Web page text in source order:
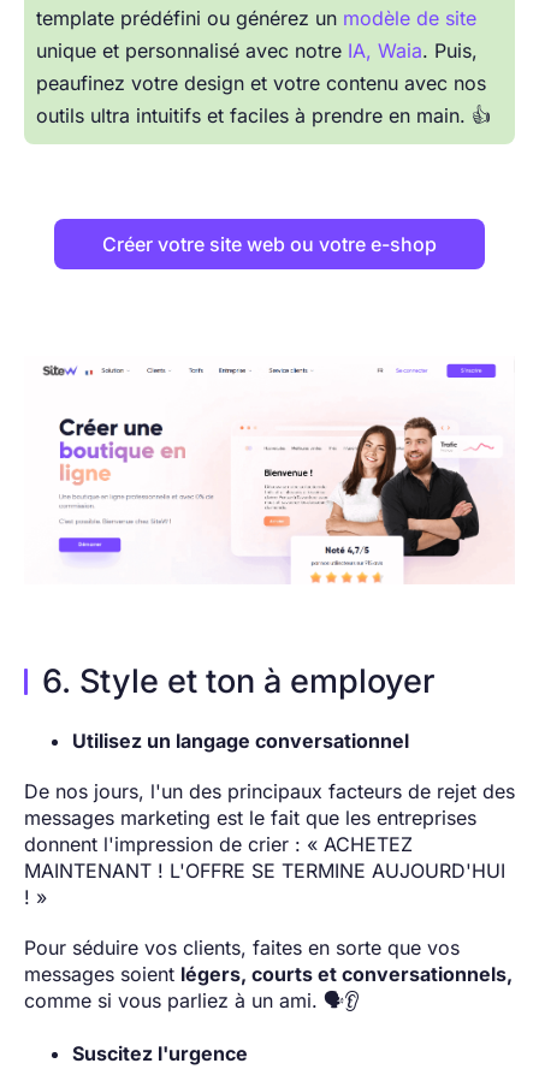
template prédéfini ou générez un modèle de site
unique et personnalisé avec notre IA, Waia. Puis,
peaufinez votre design et votre contenu avec nos
outils ultra intuitifs et faciles à prendre en main. 👍
Créer votre site web ou votre e-shop
6. Style et ton à employer
Utilisez un langage conversationnel
De nos jours, l'un des principaux facteurs de rejet des
messages marketing est le fait que les entreprises
donnent l'impression de crier : « ACHETEZ
MAINTENANT ! L'OFFRE SE TERMINE AUJOURD'HUI
! »
Pour séduire vos clients, faites en sorte que vos
messages soient légers, courts et conversationnels,
comme si vous parliez à un ami. 🗣️👂
Suscitez l'urgence